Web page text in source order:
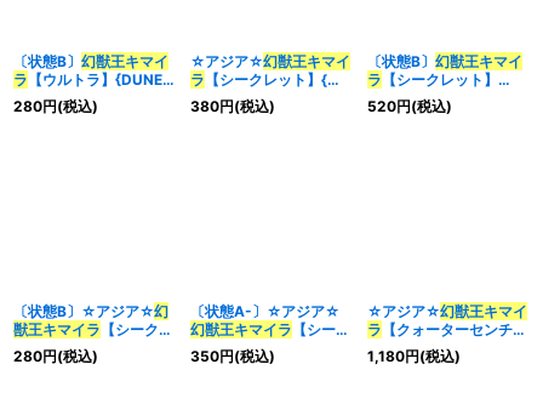
〔状態B〕 幻獣王キマイ
ラ 【ウルトラ】{DUNE-
JP033}《融合》
280円(税込)
☆アジア☆幻獣王キマイ
ラ 【シークレット】{ア
ジアDUNE-JP033}《融
合》
380円(税込)
〔状態B〕 幻獣王キマイ
ラ 【シークレット】
{DUNE-JP033}《融
合》
520円(税込)
〔状態B〕☆アジア☆幻
獣王キマイラ 【シークレ
ット】{アジアDUNE-
JP033}《融合》
280円(税込)
〔状態A-〕☆アジア☆
幻獣王キマイラ 【シーク
レット】{アジアDUNE-
JP033}《融合》
350円(税込)
☆アジア☆幻獣王キマイ
ラ 【クォーターセンチュ
リーシークレット】{ア
ジアDUNE-JP033}《融
1,180円(税込)